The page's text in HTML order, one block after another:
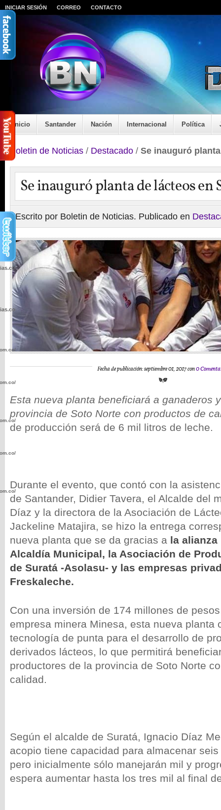
INICIAR SESIÓN CORREO CONTACTO
Inicio Santander Nación Internacional Política
Boletin de Noticias / Destacado / Se inauguró
Se inauguró planta de lácteos en
Escrito por Boletin de Noticias. Publicado en
Fecha de publicación: septiembre 01, 2017 con0
Esta nueva planta beneficiará a ganaderos
provincia de Soto Norte con productos de
de producción será de 6 mil litros de leche.
Durante el evento, que contó con la
de Santander, Didier Tavera, el Alcalde del
Díaz y la directora de la Asociación de
Jackeline Matajira, se hizo la entrega
nueva planta que se da gracias a la alianza
Alcaldía Municipal, la Asociación de
de Suratá -Asolasu- y las empresas
Freskaleche.
Con una inversión de 174 millones de
empresa minera Minesa, esta nueva planta
tecnología de punta para el desarrollo de
derivados lácteos, lo que permitirá
productores de la provincia de Soto Norte
calidad.
Según el alcalde de Suratá, Ignacio Díaz
acopio tiene capacidad para almacenar
pero inicialmente sólo manejarán mil y
espera aumentar hasta los tres mil al final
wp-
wp-
wp-
wp-
wp-
wp-
wp-
wp-
wp-